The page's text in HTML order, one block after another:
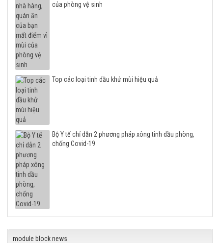
của phòng vệ sinh
Top các loại tinh dầu khử mùi hiệu quả
Bộ Y tế chỉ dẫn 2 phương pháp xông tinh dầu phòng,
chống Covid-19
module block news